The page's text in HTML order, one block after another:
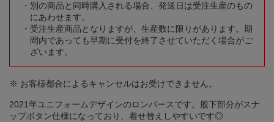
別の商品と同時購入される場合、発送日は受注生産のもの
にあわせます。
受注生産商品となりますが、生産数に限りがあります。期
間内であっても早期に受付を終了させていただく場合がご
ざいます。
※ お客様都合によるキャンセルはお受けできません。
2021年ユニフォームデザインのロンパースです。股下部分がスナ
ップボタン仕様になっており、着せ替えしやすいです◎